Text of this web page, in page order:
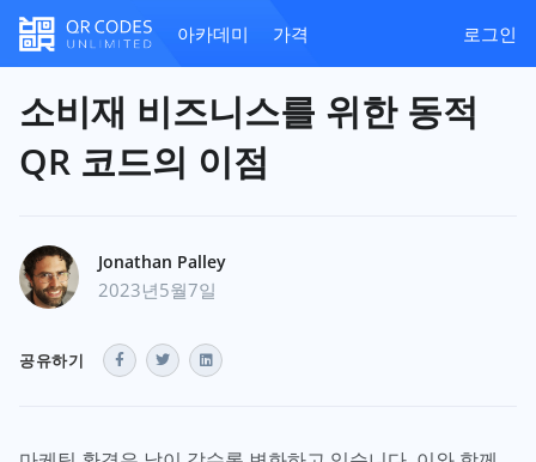
아카데미 가격 로그인
소비재 비즈니스를 위한 동적
QR 코드의 이점
Jonathan Palley
2023년5월7일
공유하기